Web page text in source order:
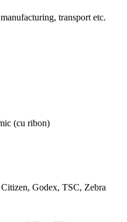
transport etc.
(cu ribon)
Godex, TSC, Zebra